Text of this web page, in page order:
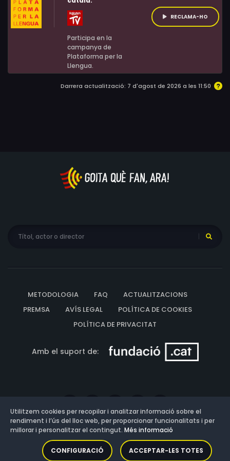
resolt nombrosos casos de segrest.
Participa en la
campanya de
Plataforma per la
Llengua.
RECLAMA-HO
Darrera actualització: 7 d'agost de 2026 a les 11:50
METODOLOGIA FAQ
ACTUALITZACIONS
PREMSA
AVÍS LEGAL
POLÍTICA DE COOKIES
POLÍTICA DE PRIVACITAT
Amb el suport de:
Versió: 3.13.0.202607011342
Utilitzem cookies per recopilar i analitzar informació sobre el
rendiment i l’ús del lloc web, per proporcionar funcionalitats i per
millorar i personalitzar el contingut. Més informació
CONFIGURACIÓ ACCEPTAR-LES TOTES